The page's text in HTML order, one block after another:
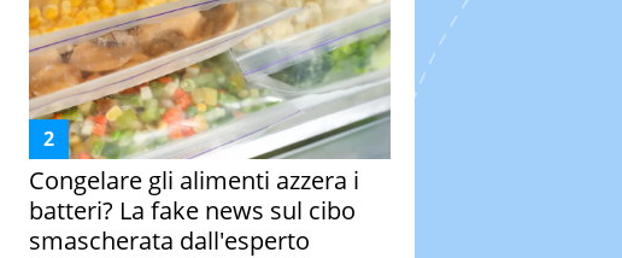
Congelare gli alimenti azzera i
batteri? La fake news sul cibo
smascherata dall'esperto